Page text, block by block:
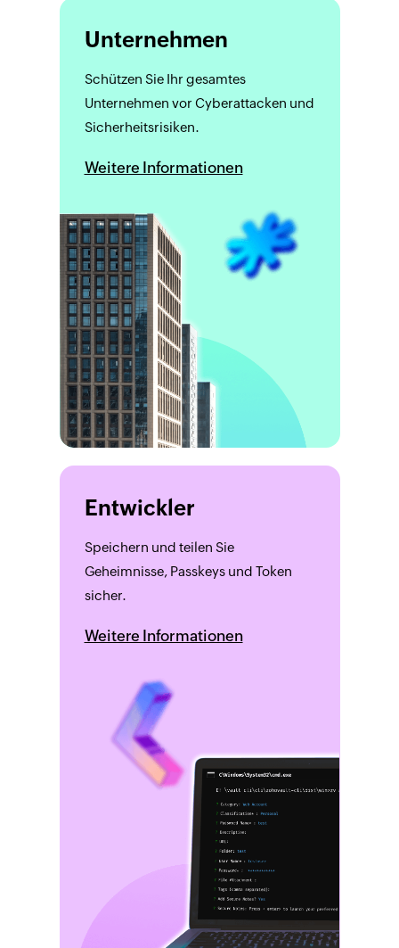
Unternehmen
Schützen Sie Ihr gesamtes
Unternehmen vor Cyberattacken und
Sicherheitsrisiken.
Weitere Informationen
Entwickler
Speichern und teilen Sie
Geheimnisse, Passkeys und Token
sicher.
Weitere Informationen